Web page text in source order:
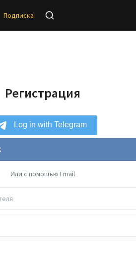
Подписка
Регистрация
Или с помощью Email